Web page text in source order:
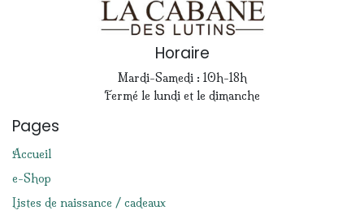
Horaire
Mardi-Samedi : 10h-18h
Fermé le lundi et le dimanche
Pages
Accueil
e-Shop
Listes de naissance / cadeaux